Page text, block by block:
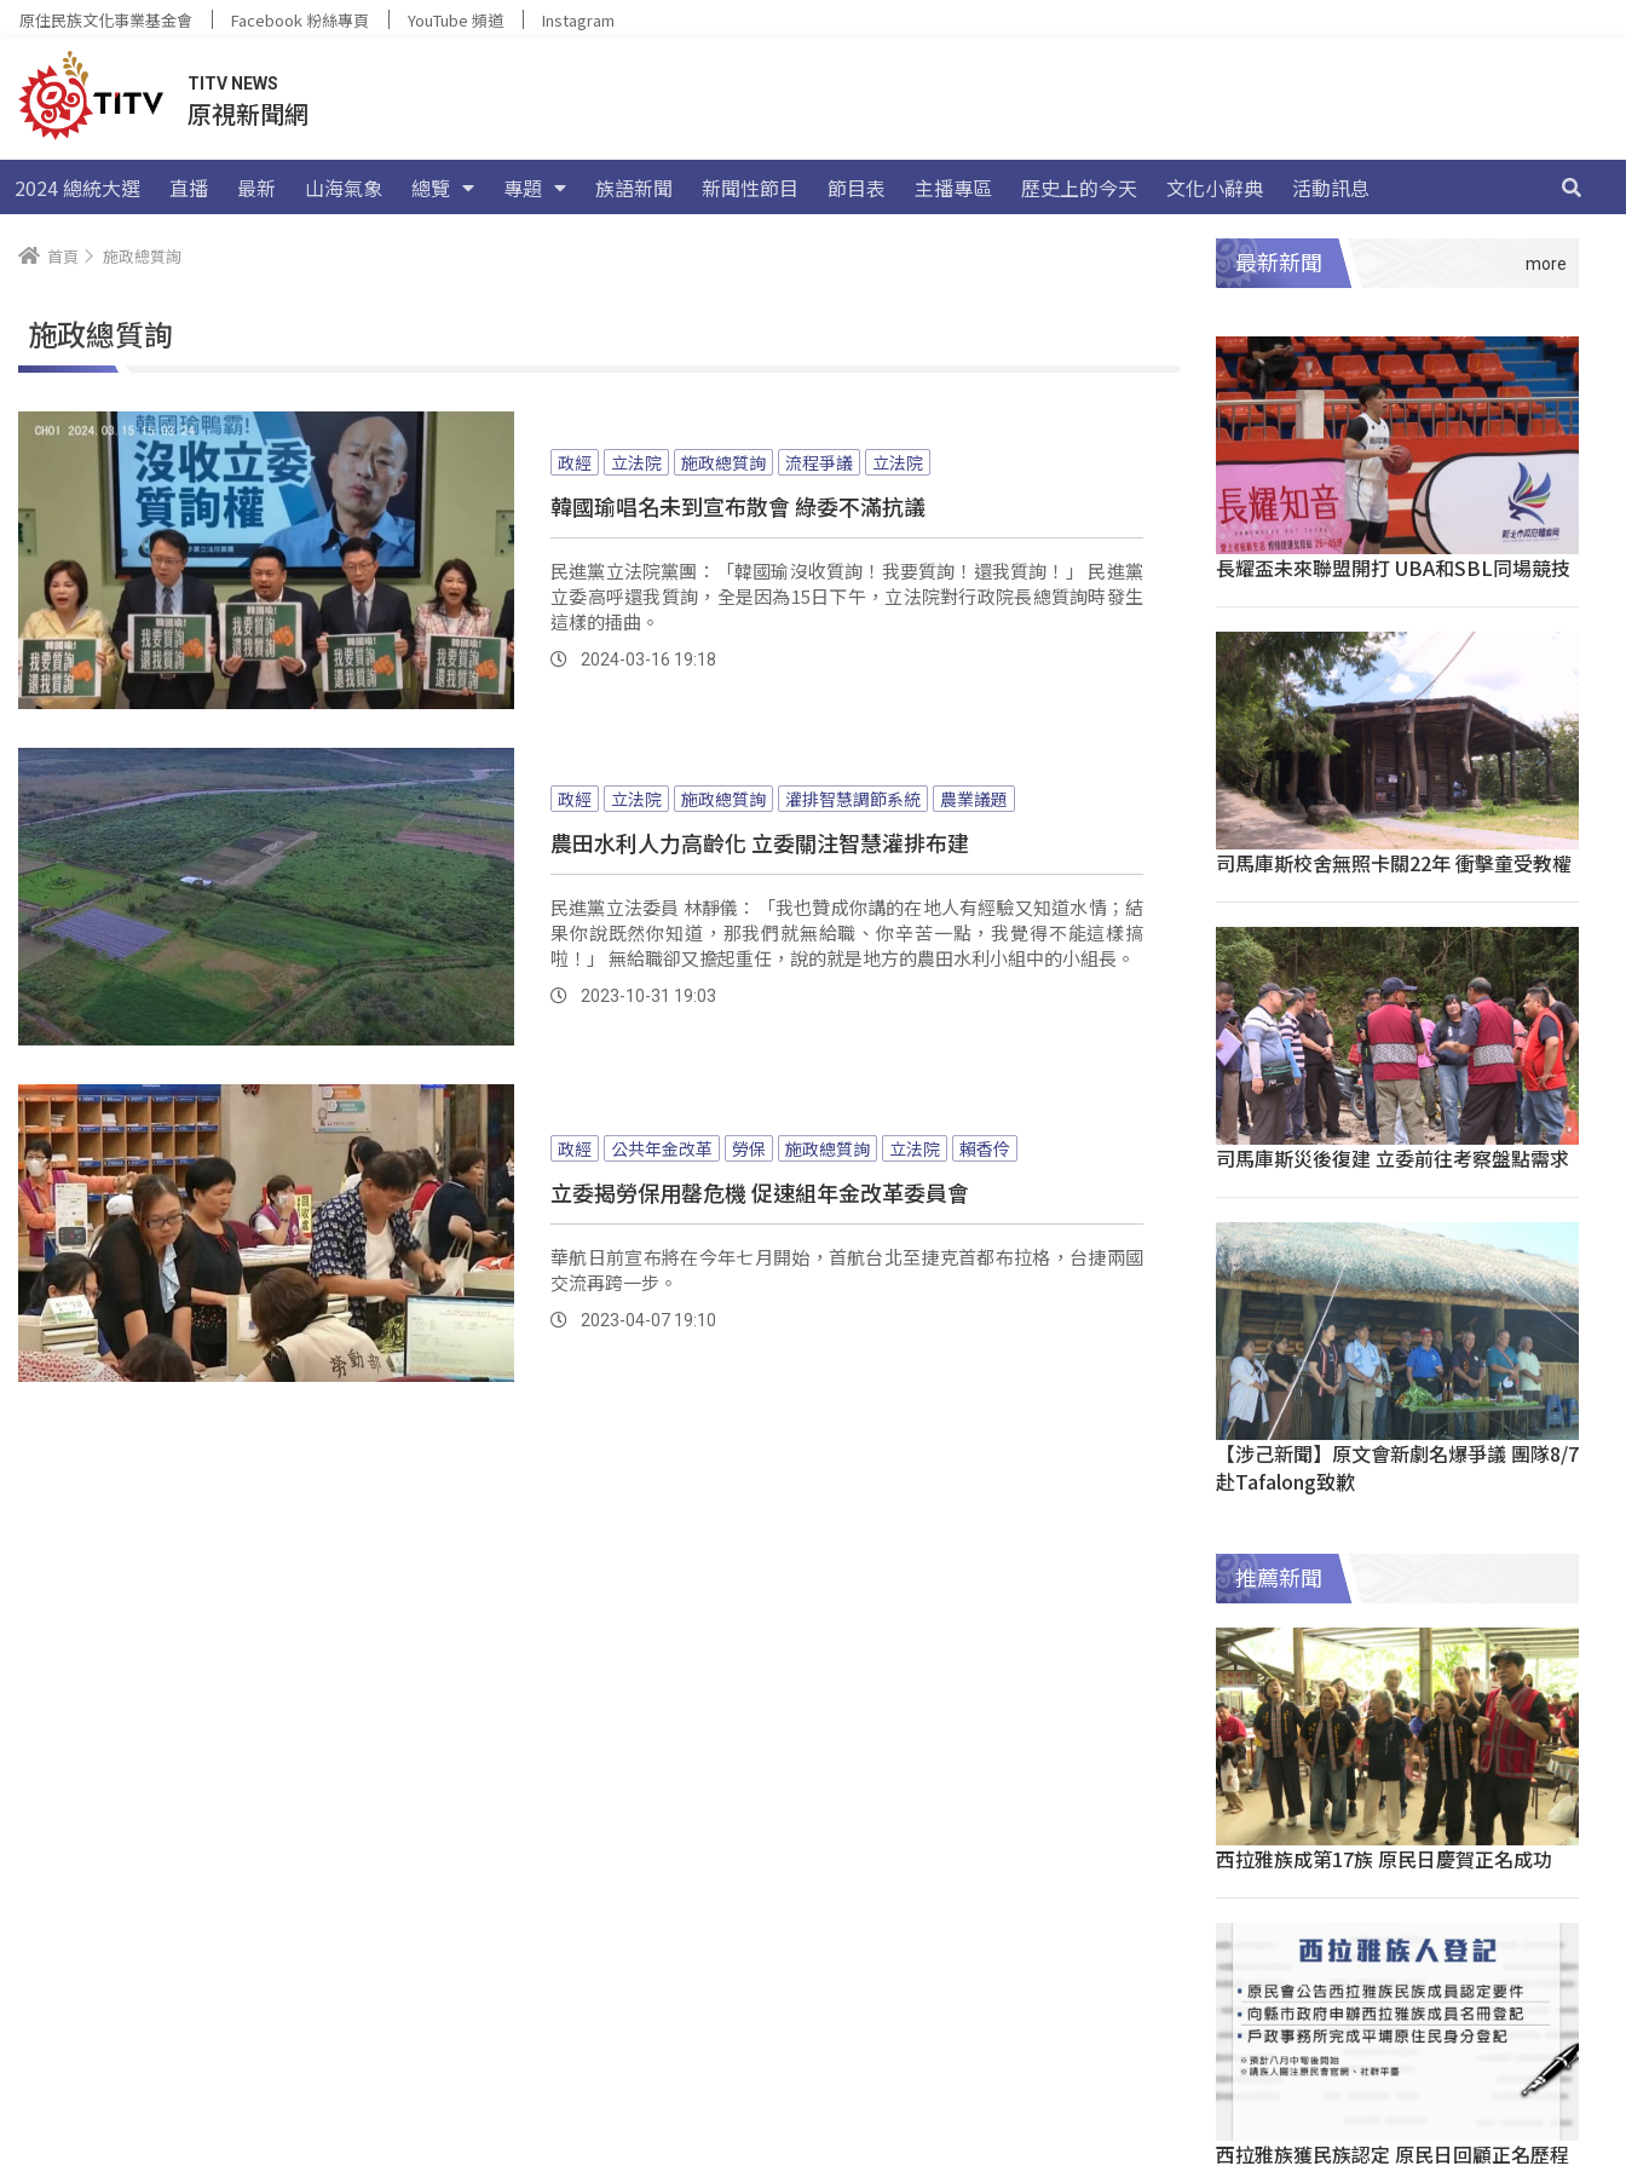
原住民族文化事業基金會 Facebook 粉絲專頁 YouTube 頻道 Instagram
TITV NEWS
原視新聞網
2024 總統大選 直播 最新 山海氣象 總覽 專題 族語新聞 新聞性節目 節目表 主播專區 歷史上的今天 文化小辭典 活動訊息
首頁 施政總質詢
施政總質詢
政經 立法院 施政總質詢 流程爭議 立法院
韓國瑜唱名未到宣布散會 綠委不滿抗議
民進黨立法院黨團：「韓國瑜沒收質詢！我要質詢！還我質詢！」 民進黨
立委高呼還我質詢，全是因為15日下午，立法院對行政院長總質詢時發生
這樣的插曲。
2024-03-16 19:18
政經 立法院 施政總質詢 灌排智慧調節系統 農業議題
農田水利人力高齡化 立委關注智慧灌排布建
民進黨立法委員 林靜儀：「我也贊成你講的在地人有經驗又知道水情；結
果你說既然你知道，那我們就無給職、你辛苦一點，我覺得不能這樣搞
啦！」 無給職卻又擔起重任，說的就是地方的農田水利小組中的小組長。
2023-10-31 19:03
政經 公共年金改革 勞保 施政總質詢 立法院 賴香伶
立委揭勞保用罄危機 促速組年金改革委員會
華航日前宣布將在今年七月開始，首航台北至捷克首都布拉格，台捷兩國
交流再跨一步。
2023-04-07 19:10
最新新聞
長耀盃未來聯盟開打 UBA和SBL同場競技
司馬庫斯校舍無照卡關22年 衝擊童受教權
司馬庫斯災後復建 立委前往考察盤點需求
【涉己新聞】原文會新劇名爆爭議 團隊8/7
赴Tafalong致歉
推薦新聞
西拉雅族成第17族 原民日慶賀正名成功
西拉雅族獲民族認定 原民日回顧正名歷程